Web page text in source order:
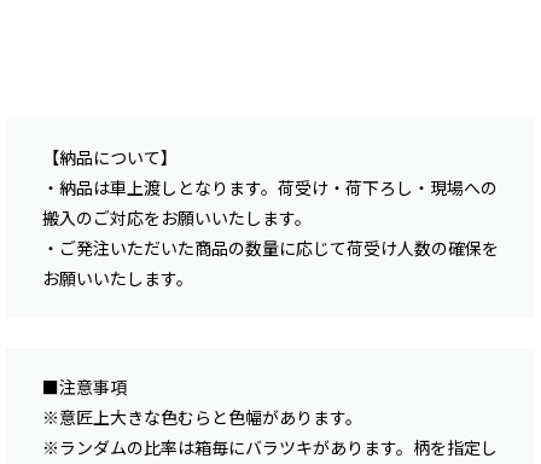
【納品について】
・納品は車上渡しとなります。荷受け・荷下ろし・現場への
搬入のご対応をお願いいたします。
・ご発注いただいた商品の数量に応じて荷受け人数の確保を
お願いいたします。
■注意事項
※意匠上大きな色むらと色幅があります。
※ランダムの比率は箱毎にバラツキがあります。柄を指定し